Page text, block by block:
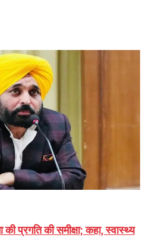
की प्रगति की समीक्षा; कहा, स्वास्थ्य